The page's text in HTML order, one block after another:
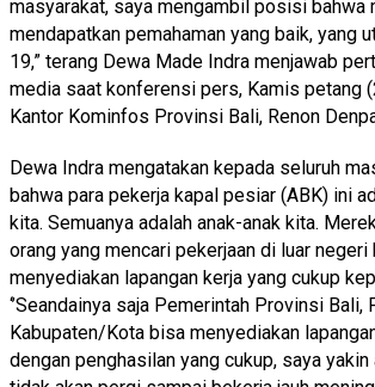
masyarakat, saya mengambil posisi bahwa
mendapatkan pemahaman yang baik, yang
19,” terang Dewa Made Indra menjawab
media saat konferensi pers, Kamis petang
Kantor Kominfos Provinsi Bali, Renon
Dewa Indra mengatakan kepada seluruh
bahwa para pekerja kapal pesiar (ABK) ini
kita. Semuanya adalah anak-anak kita.
orang yang mencari pekerjaan di luar
menyediakan lapangan kerja yang cukup
‘’Seandainya saja Pemerintah Provinsi Bali,
Kabupaten/Kota bisa menyediakan
dengan penghasilan yang cukup, saya yakin